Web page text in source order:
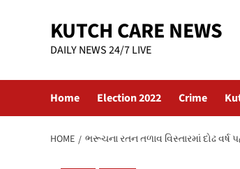
KUTCH CARE NEWS
DAILY NEWS 24/7 LIVE
Home Election 2022 Crime
HOME ભરૂચના રતન તળાવ વિસ્તારમાં દોઢ